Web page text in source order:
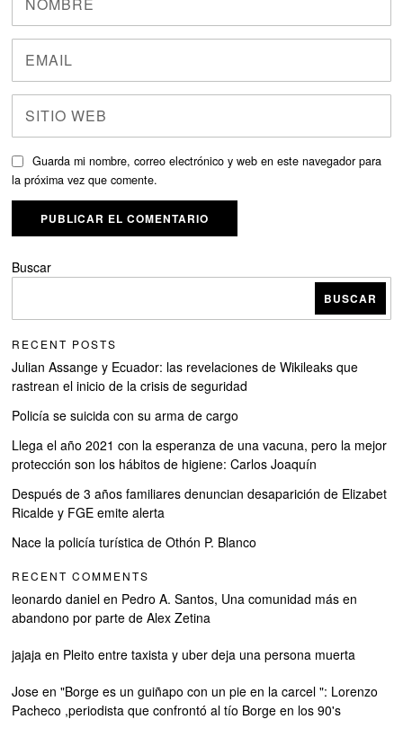
Guarda mi nombre, correo electrónico y web en este navegador para
la próxima vez que comente.
Buscar
BUSCAR
RECENT POSTS
Julian Assange y Ecuador: las revelaciones de Wikileaks que
rastrean el inicio de la crisis de seguridad
Policía se suicida con su arma de cargo
Llega el año 2021 con la esperanza de una vacuna, pero la mejor
protección son los hábitos de higiene: Carlos Joaquín
Después de 3 años familiares denuncian desaparición de Elizabet
Ricalde y FGE emite alerta
Nace la policía turística de Othón P. Blanco
RECENT COMMENTS
leonardo daniel en Pedro A. Santos, Una comunidad más en
abandono por parte de Alex Zetina
jajaja en Pleito entre taxista y uber deja una persona muerta
Jose en"Borge es un guiñapo con un pie en la carcel ": Lorenzo
Pacheco ,periodista que confrontó al tío Borge en los 90's